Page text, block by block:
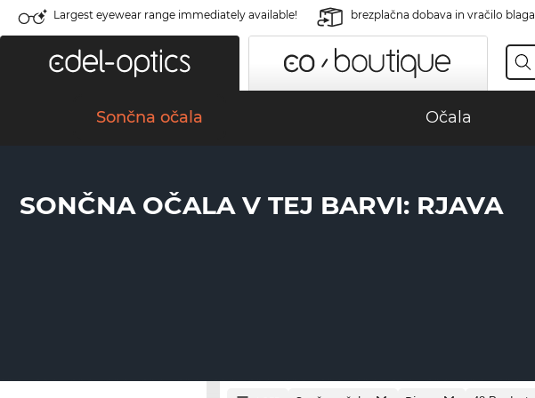
Largest eyewear range immediately available! brezplačna dobava in vračilo blaga
Sončna očala Očala
SONČNA OČALA V TEJ BARVI: RJAVA